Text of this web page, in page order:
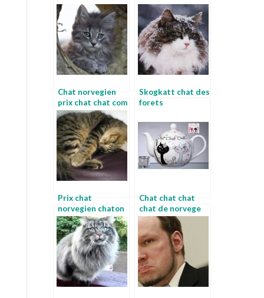
Chat norvegien
prix chat chat com
Skogkatt chat des
forets
vendre
Prix chat
norvegien chaton
norvegiens
Chat chat chat
chat de norvege